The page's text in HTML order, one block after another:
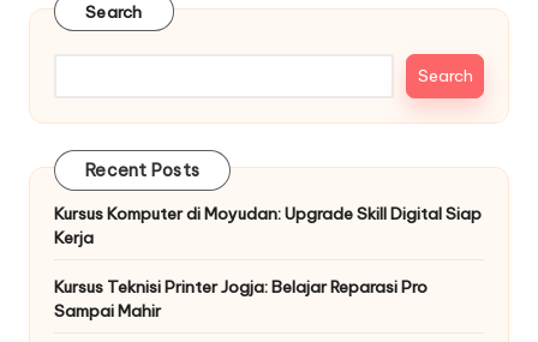
Search
Search
Recent Posts
Kursus Komputer di Moyudan: Upgrade Skill Digital Siap
Kerja
Kursus Teknisi Printer Jogja: Belajar Reparasi Pro
Sampai Mahir